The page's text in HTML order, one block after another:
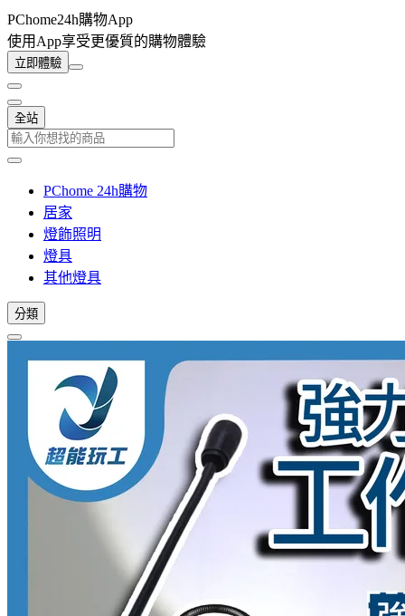
PChome24h購物App
使用App享受更優質的購物體驗
立即體驗
全站
PChome 24h購物
居家
燈飾照明
燈具
其他燈具
分類